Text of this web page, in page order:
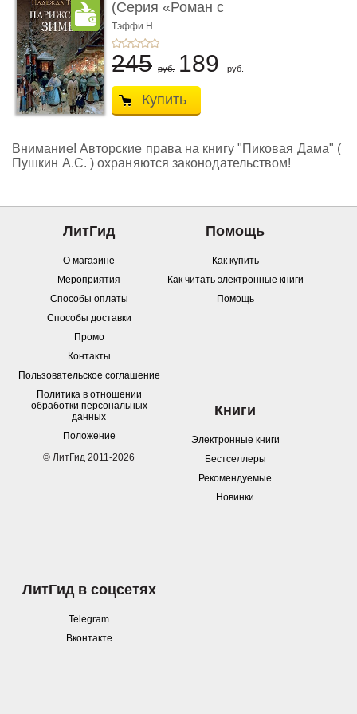
(Серия «Роман с
книгой»)
Тэффи Н.
245 руб. 189 руб.
Купить
Внимание! Авторские права на книгу "Пиковая Дама" (
Пушкин А.С. ) охраняются законодательством!
ЛитГид
О магазине
Мероприятия
Способы оплаты
Способы доставки
Промо
Контакты
Пользовательское соглашение
Политика в отношении
обработки персональных
данных
Положение
© ЛитГид 2011-2026
Помощь
Как купить
Как читать электронные книги
Помощь
Книги
Электронные книги
Бестселлеры
Рекомендуемые
Новинки
ЛитГид в соцсетях
Telegram
Вконтакте